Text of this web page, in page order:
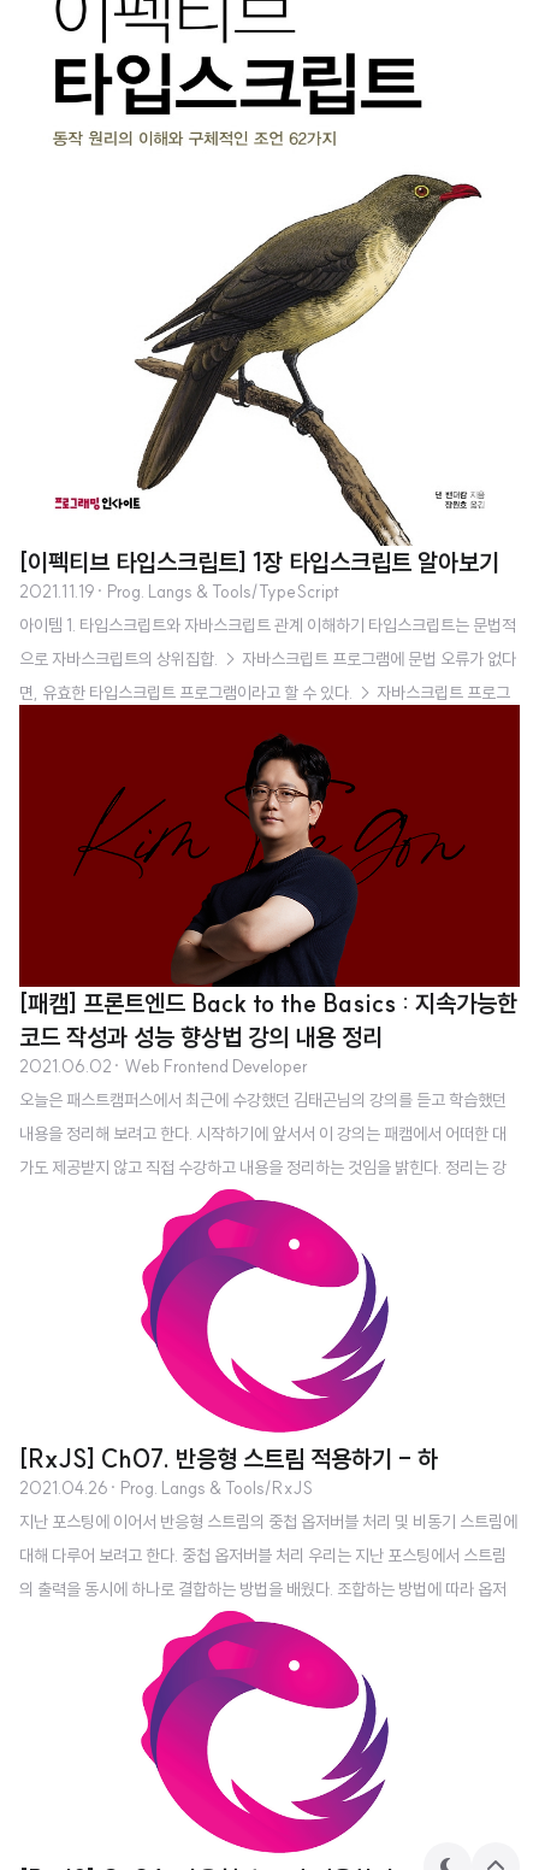
러면 jest 를 프로젝트에 설치하는 과정부터 하나씩 살펴보도록 하자. 먼저 jest
라이브러리를 설치한다. yarn add --dev jest 설치 후에는 package.json 파
일에 다음과 같이 스크립트를 추가해..
[이펙티브 타입스크립트] 1장 타입스크립트 알아보기
2021.11.19 · Prog. Langs & Tools/TypeScript
아이템 1. 타입스크립트와 자바스크립트 관계 이해하기 타입스크립트는 문법적
으로 자바스크립트의 상위집합. → 자바스크립트 프로그램에 문법 오류가 없다
면, 유효한 타입스크립트 프로그램이라고 할 수 있다. → 자바스크립트 프로그
능성이 높다. → 문법의 유효성과 동작의 이슈는 독립적인 문제 타입 시스템의
목표 중 하나는 런타임에 오류를 발생시킬 코드를 미리 찾아내는 것이다. → 그
러나 타입 체커가 모든 오류를 찾아내지는 않음 → 타입 체커를 통과하면서 런
타임 오류를 발생시키는 코드는 충분히 존재. 타입스크립트 타입 시스템은 자바
스크립트의 런타임 동작을 '모델링' 한다. const x = 2 + '3'; // 정상, string c
[패캠] 프론트엔드 Back to the Basics : 지속가능한
코드 작성과 성능 향상법 강의 내용 정리
2021.06.02 · Web Frontend Developer
오늘은 패스트캠퍼스에서 최근에 수강했던 김태곤님의 강의를 듣고 학습했던
내용을 정리해 보려고 한다. 시작하기에 앞서서 이 강의는 패캠에서 어떠한 대
가도 제공받지 않고 직접 수강하고 내용을 정리하는 것임을 밝힌다. 정리는 강
의 목차 순서대로 정리했다. 1. 정체되지 않는 프론트엔드 개발자의 일하는 방식
프레임워크를 위주로 공부하다 보면.. 따라가기 급급해진다. 내부적인 원리를
이해하지 못하면 남는 것이 없다. React, Vue는 컴포넌트 기반 개발이라는 공
통점 ⇒ 이를 잘 알고 있으면 새로운 기술도 어렵지 않게 배울 수 있다. Homebr
ew → 패키지 매니저 for Mac VirtualBox → IE 환경 테스트 Frontend Dev
eloper : 어플리케이션이 사용자와 맞닿은 접점을 책임지는 사람 ..
[RxJS] Ch07. 반응형 스트림 적용하기 - 하
2021.04.26 · Prog. Langs & Tools/RxJS
지난 포스팅에 이어서 반응형 스트림의 중첩 옵저버블 처리 및 비동기 스트림에
대해 다루어 보려고 한다. 중첩 옵저버블 처리 우리는 지난 포스팅에서 스트림
의 출력을 동시에 하나로 결합하는 방법을 배웠다. 조합하는 방법에 따라 옵저
버블 자체에서 다른 옵저버블을 방출하기도 한다. 아래와 같은 상황을 중첩 옵
저버블 구조라고 한다. 중첩 옵저버블은 특정 동작 때문에 결과를 소스 옵저버
블로 반환해야 하는 후속 비동기 작업을 유발하거나 시작하는 경우에 유용하다.
지금까지는 스칼라 값을 반환하는 함수를 주로 매핑하였으나, 중첩 옵저버블은
매핑된 함수가 다른 옵저버블에 매핑된 옵저버블 또는 옵저버블의 옵저버블을
반환하는 상황을 나타낼 때 사용한다. 이러한 상황은 함수형 프로그래밍에서 빈
번하게 발생하는데, 그 이유는 ma..